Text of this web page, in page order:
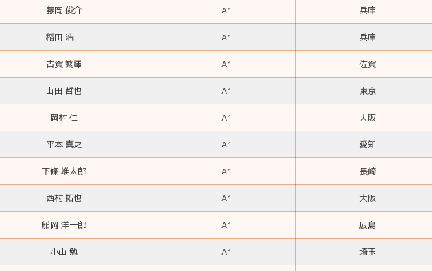
藤岡 俊介 A1 兵庫
稲田 浩二 A1 兵庫
古賀 繁輝 A1 佐賀
山田 哲也 A1 東京
岡村 仁 A1 大阪
平本 真之 A1 愛知
下條 雄太郎 A1 長崎
西村 拓也 A1 大阪
船岡 洋一郎 A1 広島
小山 勉 A1 埼玉